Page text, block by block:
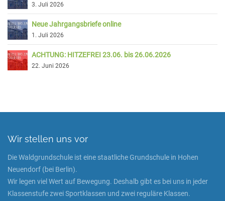
3. Juli 2026
Neue Jahrgangsbriefe online
1. Juli 2026
ACHTUNG: HITZEFREI 23.06. bis 26.06.2026
22. Juni 2026
Wir stellen uns vor
Die Waldgrundschule ist eine staatliche Grundschule in Hohen
Neuendorf (bei Berlin).
Wir legen viel Wert auf Bewegung. Deshalb gibt es bei uns in jeder
Klassenstufe zwei Sportklassen und zwei reguläre Klassen.